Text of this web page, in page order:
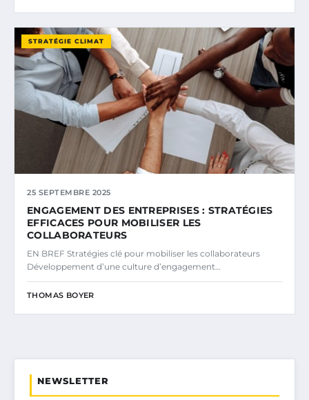
STRATÉGIE CLIMAT
25 SEPTEMBRE 2025
ENGAGEMENT DES ENTREPRISES : STRATÉGIES
EFFICACES POUR MOBILISER LES
COLLABORATEURS
EN BREF Stratégies clé pour mobiliser les collaborateurs
Développement d’une culture d’engagement…
THOMAS BOYER
NEWSLETTER